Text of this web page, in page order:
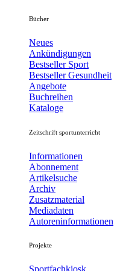
Bücher
Neues
Ankündigungen
Bestseller Sport
Bestseller Gesundheit
Angebote
Buchreihen
Kataloge
Zeitschrift sportunterricht
Informationen
Abonnement
Artikelsuche
Archiv
Zusatzmaterial
Mediadaten
Autoreninformationen
Projekte